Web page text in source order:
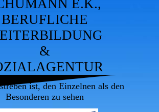
E.K.,
BERUFLICHE
&
ist, den Einzelnen als den
Besonderen zu sehen